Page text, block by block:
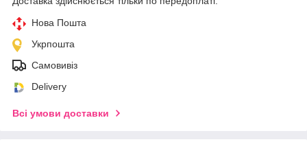
Нова Пошта
Укрпошта
Самовивіз
Delivery
Всі умови доставки